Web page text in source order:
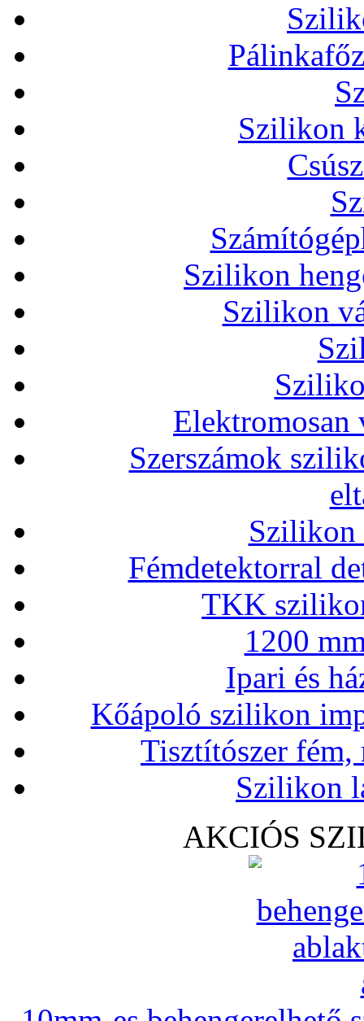
Szilikon
Szilikon
Szilikon
Elektromosan
Szerszámok
Szilikon
Fémdetektorral
TKK
1200
Ipari és
Kőápoló szilikon
Tisztítószer
Szilikon
AKCIÓS